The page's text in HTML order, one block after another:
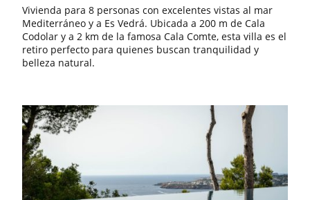
Vivienda para 8 personas con excelentes vistas al mar
Mediterráneo y a Es Vedrá. Ubicada a 200 m de Cala
Codolar y a 2 km de la famosa Cala Comte, esta villa es el
retiro perfecto para quienes buscan tranquilidad y
belleza natural.